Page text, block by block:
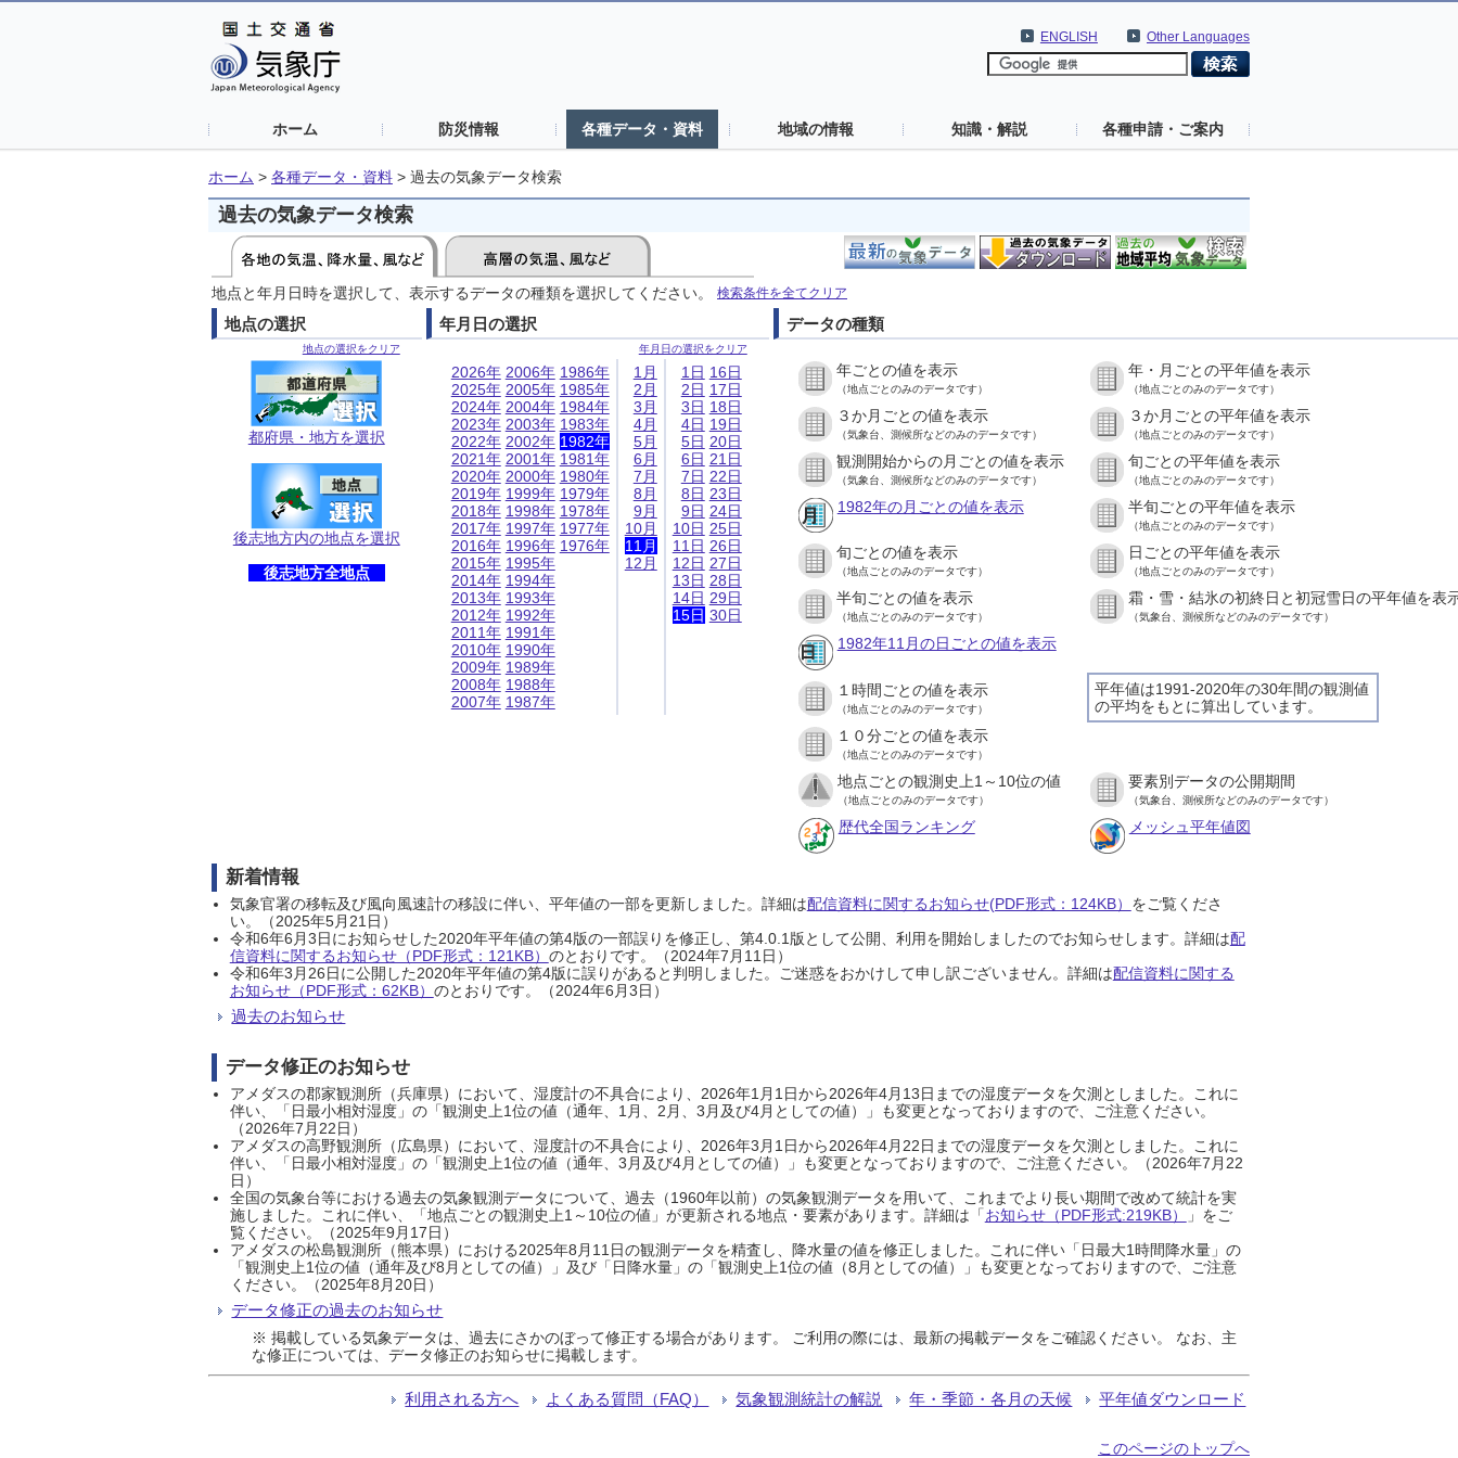
Other Languages
ENGLISH
ホーム 防災情報 各種データ・資料 地域の情報 知識・解説 各種申請・ご案内
ホーム > 各種データ・資料 > 過去の気象データ検索
過去の気象データ検索
地点と年月日時を選択して、表示するデータの種類を選択してください。 検索条件を全てクリア
地点の選択
地点の選択をクリア
都府県・地方を選択
後志地方内の地点を選択
後志地方全地点
年月日の選択
年月日の選択をクリア
2026年
2025年
2024年
2023年
2022年
2021年
2020年
2019年
2018年
2017年
2016年
2015年
2014年
2013年
2012年
2011年
2010年
2009年
2008年
2007年
2006年
2005年
2004年
2003年
2002年
2001年
2000年
1999年
1998年
1997年
1996年
1995年
1994年
1993年
1992年
1991年
1990年
1989年
1988年
1987年
1986年
1985年
1984年
1983年
1982年
1981年
1980年
1979年
1978年
1977年
1976年
1月
2月
3月
4月
5月
6月
7月
8月
9月
10月
11月
12月
1日
2日
3日
4日
5日
6日
7日
8日
9日
10日
11日
12日
13日
14日
15日
16日
17日
18日
19日
20日
21日
22日
23日
24日
25日
26日
27日
28日
29日
30日
データの種類
年ごとの値を表示
（地点ごとのみのデータです）
年・月ごとの平年値を表示
（地点ごとのみのデータです）
３か月ごとの値を表示
（気象台、測候所などのみのデータです）
３か月ごとの平年値を表示
（地点ごとのみのデータです）
観測開始からの月ごとの値を表示
（気象台、測候所などのみのデータです）
旬ごとの平年値を表示
（地点ごとのみのデータです）
1982年の月ごとの値を表示 半旬ごとの平年値を表示
（地点ごとのみのデータです）
旬ごとの値を表示
（地点ごとのみのデータです）
日ごとの平年値を表示
（地点ごとのみのデータです）
半旬ごとの値を表示
（地点ごとのみのデータです）
霜・雪・結氷の初終日と初冠雪日の平年値を表
（気象台、測候所などのみのデータです）
1982年11月の日ごとの値を表示
平年値は1991-2020年の30年間の観測値
の平均をもとに算出しています。
１時間ごとの値を表示
（地点ごとのみのデータです）
１０分ごとの値を表示
（地点ごとのみのデータです）
地点ごとの観測史上1～10位の値
（地点ごとのみのデータです）
要素別データの公開期間
（気象台、測候所などのみのデータです）
歴代全国ランキング メッシュ平年値図
新着情報
気象官署の移転及び風向風速計の移設に伴い、平年値の一部を更新しました。詳細は配信資料に関するお知らせ(PDF形式：124KB） をご覧くださ
い。（2025年5月21日）
令和6年6月3日にお知らせした2020年平年値の第4版の一部誤りを修正し、第4.0.1版として公開、利用を開始しましたのでお知らせします。詳細は配
信資料に関するお知らせ（PDF形式：121KB） のとおりです。（2024年7月11日）
令和6年3月26日に公開した2020年平年値の第4版に誤りがあると判明しました。ご迷惑をおかけして申し訳ございません。詳細は配信資料に関する
お知らせ（PDF形式：62KB） のとおりです。（2024年6月3日）
過去のお知らせ
データ修正のお知らせ
アメダスの郡家観測所（兵庫県）において、湿度計の不具合により、2026年1月1日から2026年4月13日までの湿度データを欠測としました。これに
伴い、「日最小相対湿度」の「観測史上1位の値（通年、1月、2月、3月及び4月としての値）」も変更となっておりますので、ご注意ください。
（2026年7月22日）
アメダスの高野観測所（広島県）において、湿度計の不具合により、2026年3月1日から2026年4月22日までの湿度データを欠測としました。これに
伴い、「日最小相対湿度」の「観測史上1位の値（通年、3月及び4月としての値）」も変更となっておりますので、ご注意ください。（2026年7月22
日）
全国の気象台等における過去の気象観測データについて、過去（1960年以前）の気象観測データを用いて、これまでより長い期間で改めて統計を実
施しました。これに伴い、「地点ごとの観測史上1～10位の値」が更新される地点・要素があります。詳細は「お知らせ（PDF形式:219KB）
」をご
覧ください。（2025年9月17日）
アメダスの松島観測所（熊本県）における2025年8月11日の観測データを精査し、降水量の値を修正しました。これに伴い「日最大1時間降水量」の
「観測史上1位の値（通年及び8月としての値）」及び「日降水量」の「観測史上1位の値（8月としての値）」も変更となっておりますので、ご注意
ください。（2025年8月20日）
データ修正の過去のお知らせ
※ 掲載している気象データは、過去にさかのぼって修正する場合があります。 ご利用の際には、最新の掲載データをご確認ください。 なお、主
な修正については、データ修正のお知らせに掲載します。
利用される方へ よくある質問（FAQ） 気象観測統計の解説 年・季節・各月の天候 平年値ダウンロード
このページのトップへ